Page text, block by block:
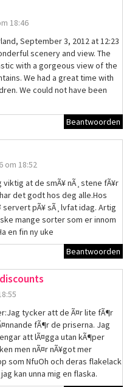
18:46
September 3, 2012 at 12:23
scenery and view. The
with a gorgeous view of the
We had a great time with
We could not have been
Beantwoorden
om 18:52
at de smÃ¥ nÃ¸stene fÃ¥r
det godt hos deg alle.Hos
pÃ¥ sÃ¸lvfat idag. Artig
mange sorter som er innom
en fin ny uke
Beantwoorden
tycker att de Ã¤r lite fÃ¶r
fÃ¶r de priserna. Jag
att lÃ¤gga utan kÃ¶per
men nÃ¤r nÃ¥got mer
som NfuOh och deras flakelack
kan unna mig en flaska.